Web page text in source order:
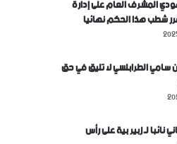
المشرف العام على إدارة
شطب هذا الحكم نهائيا
سامي الطرابلسي لا تليق في حق
نائبا لـ زبير بية على رأس